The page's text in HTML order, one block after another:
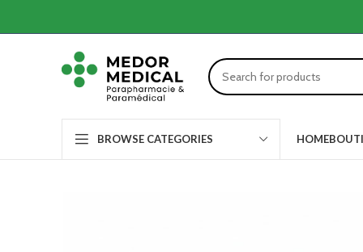
BROWSE CATEGORIES HOME